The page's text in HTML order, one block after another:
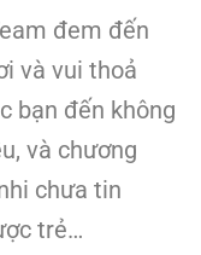
đem đến
và vui thoả
bạn đến không
và chương
chưa tin
trẻ…